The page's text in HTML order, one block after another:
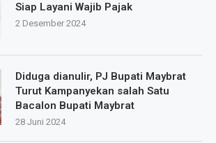
Siap Layani Wajib Pajak
2 Desember 2024
Diduga dianulir, PJ Bupati Maybrat
Turut Kampanyekan salah Satu
Bacalon Bupati Maybrat
28 Juni 2024